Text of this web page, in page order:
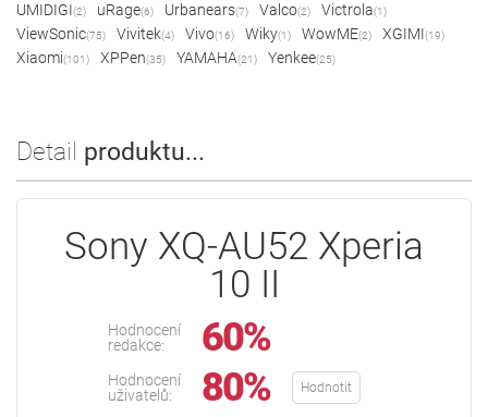
UMIDIGI(2) uRage(6) Urbanears(7) Valco(2) Victrola(1)
ViewSonic(75) Vivitek(4) Vivo(16) Wiky(1) WowME(2) XGIMI(19)
Xiaomi(101) XPPen(35) YAMAHA(21) Yenkee(25)
Detail produktu...
Sony XQ-AU52 Xperia
10 II
Hodnocení
redakce:
60%
Hodnocení
uživatelů:
80% Hodnotit